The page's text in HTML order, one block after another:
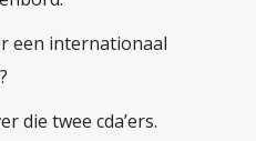
een internationaal
die twee cda’ers.